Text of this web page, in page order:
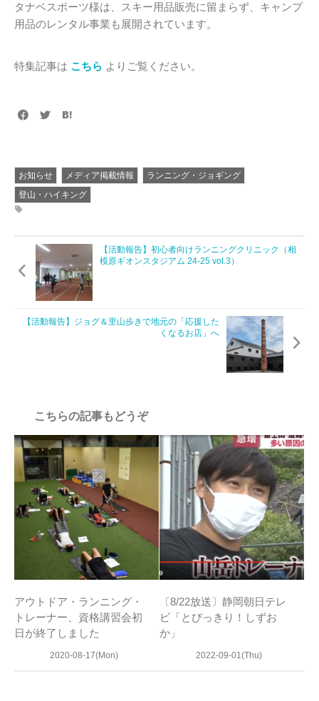
タナベスポーツ様は、スキー用品販売に留まらず、キャンプ
用品のレンタル事業も展開されています。
特集記事は こちら よりご覧ください。
お知らせ メディア掲載情報
ランニング・ジョギング
登山・ハイキング
【活動報告】初心者向けランニングクリニック（相
模原ギオンスタジアム 24-25 vol.3）
【活動報告】ジョグ＆里山歩きで地元の「応援した
くなるお店」へ
こちらの記事もどうぞ
アウトドア・ランニング・
トレーナー、資格講習会初
日が終了しました
2020-08-17(Mon)
〔8/22放送〕静岡朝日テレ
ビ「とびっきり！しずお
か」
2022-09-01(Thu)